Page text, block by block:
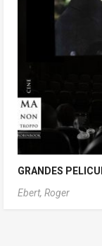
GRANDES
Ebert, Roger